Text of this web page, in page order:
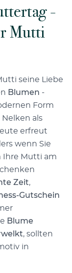
-
Mutti
seine Liebe
Blumen -
Form
als
erfreut
wenn Sie
Ihre Mutti am
Zeit,
Gutschein
Blume
, sollten
in